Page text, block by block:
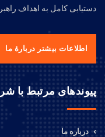
دستیابی کامل به اهداف
اطلاعات بیشتر دربارهٔ ما
پیوندهای مرتبط با
درباره ما